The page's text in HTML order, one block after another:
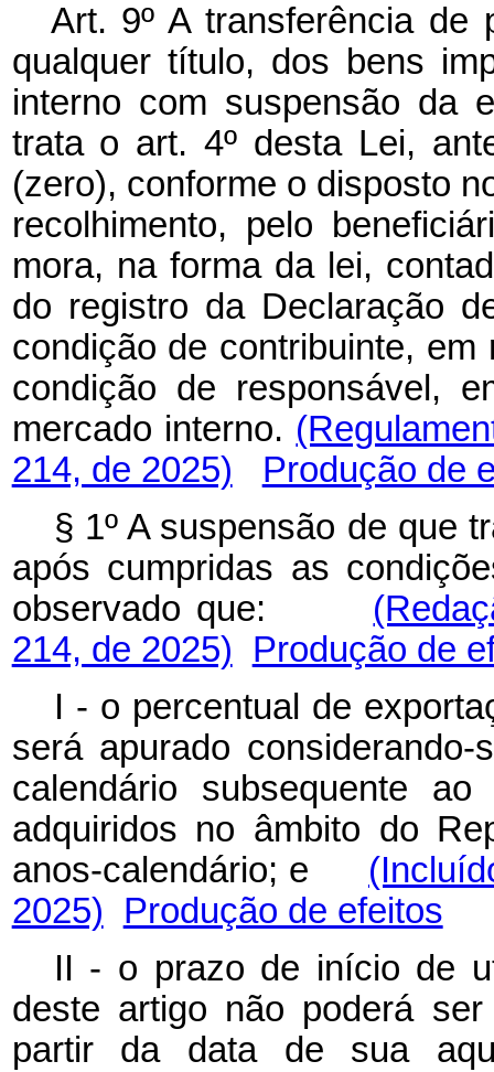
Art. 9º A transferência
qualquer título, dos bens
interno com suspensão da
trata o art. 4º desta Lei,
(zero), conforme o disposto
recolhimento, pelo
mora, na forma da lei,
do registro da Declaração
condição de contribuinte,
condição de responsável,
mercado interno.
214, de 2025)
Produção de
§ 1º A suspensão de que
após cumpridas as
observado que:
214, de 2025)
Produção de
I - o percentual de
será apurado
calendário subsequente
adquiridos no âmbito do
anos-calendário; e
2025)
Produção de efeitos
II - o prazo de início de
deste artigo não poderá
partir da data de